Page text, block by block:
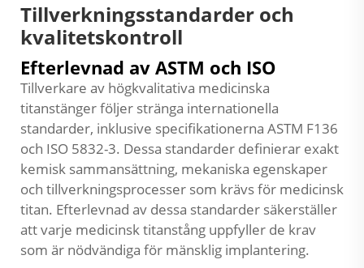
Tillverkningsstandarder och
kvalitetskontroll
Efterlevnad av ASTM och ISO
Tillverkare av högkvalitativa medicinska
titanstänger följer stränga internationella
standarder, inklusive specifikationerna ASTM F136
och ISO 5832-3. Dessa standarder definierar exakt
kemisk sammansättning, mekaniska egenskaper
och tillverkningsprocesser som krävs för medicinsk
titan. Efterlevnad av dessa standarder säkerställer
att varje medicinsk titanstång uppfyller de krav
som är nödvändiga för mänsklig implantering.